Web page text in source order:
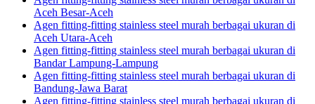
Aceh Besar-Aceh
Agen fitting-fitting stainless steel murah berbagai ukuran di
Aceh Utara-Aceh
Agen fitting-fitting stainless steel murah berbagai ukuran di
Bandar Lampung-Lampung
Agen fitting-fitting stainless steel murah berbagai ukuran di
Bandung-Jawa Barat
Agen fitting-fitting stainless steel murah berbagai ukuran di